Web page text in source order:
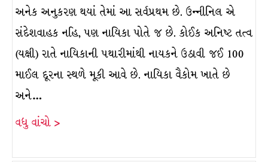
અનેક અનુકરણ થયાં તેમાં આ સર્વપ્રથમ છે. ઉન્નીનિલ એ
સંદેશવાહક નહિ, પણ નાયિકા પોતે જ છે. કોઈક અનિષ્ટ તત્વ
(યક્ષી) રાતે નાયિકાની પથારીમાંથી નાયકને ઉઠાવી જઈ 100
માઈલ દૂરના સ્થળે મૂકી આવે છે. નાયિકા વૈકોમ ખાતે છે
અને…
વધુ વાંચો >